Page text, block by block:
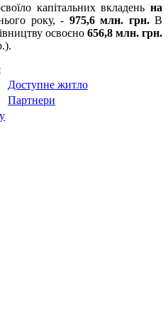
капітальних вкладень на
року, - 975,6 млн. грн.В
освоєно 656,8 млн. грн.
Доступне житло
Партнери